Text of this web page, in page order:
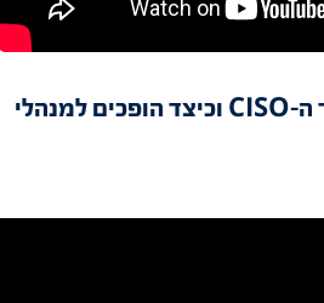
אורן אלימלך, המנהל האקדמי של הקורס מספר על תפקיד ה-CISO וכיצד הופכים למנהלי